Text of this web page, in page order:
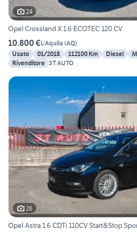
24
Opel Crossland X 1.6 ECOTEC 120 CV
10.800 €L'Aquila (AQ)
Usato
01/2018 112100 Km Diesel
Rivenditore 3T AUTO
26
Opel Astra 1.6 CDTi 110CV Start&Stop